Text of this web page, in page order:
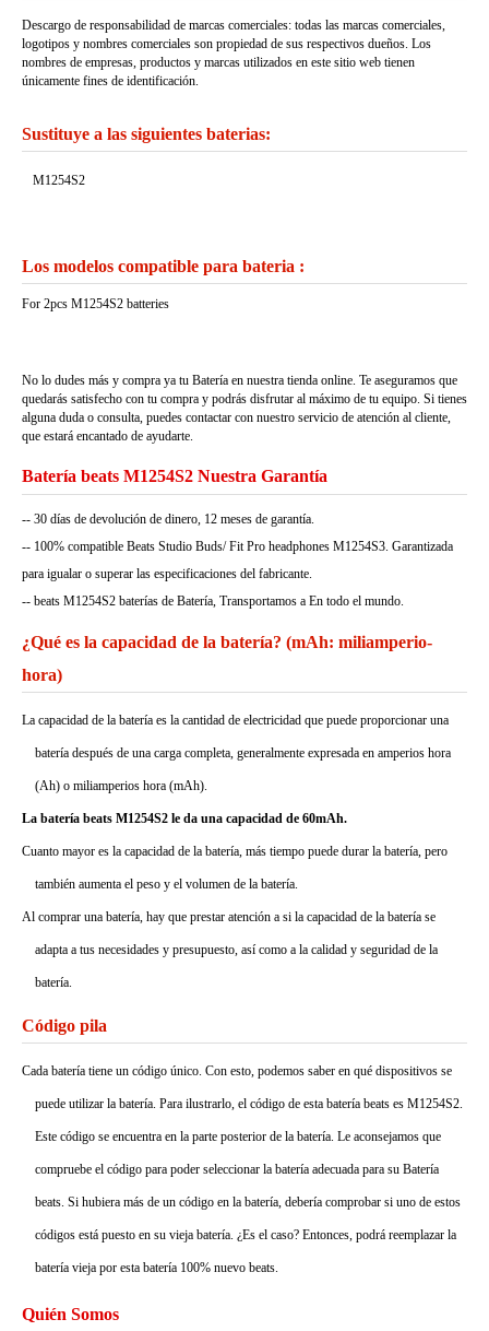
Descargo de responsabilidad de marcas comerciales: todas las marcas comerciales,
logotipos y nombres comerciales son propiedad de sus respectivos dueños. Los
nombres de empresas, productos y marcas utilizados en este sitio web tienen
únicamente fines de identificación.
Sustituye a las siguientes baterias:
M1254S2
Los modelos compatible para bateria :
For 2pcs M1254S2 batteries
No lo dudes más y compra ya tu Batería en nuestra tienda online. Te aseguramos que
quedarás satisfecho con tu compra y podrás disfrutar al máximo de tu equipo. Si tienes
alguna duda o consulta, puedes contactar con nuestro servicio de atención al cliente,
que estará encantado de ayudarte.
Batería beats M1254S2 Nuestra Garantía
-- 30 días de devolución de dinero, 12 meses de garantía.
-- 100% compatible Beats Studio Buds/ Fit Pro headphones M1254S3. Garantizada
para igualar o superar las especificaciones del fabricante.
-- beats M1254S2 baterías de Batería, Transportamos a En todo el mundo.
¿Qué es la capacidad de la batería? (mAh: miliamperio-
hora)
La capacidad de la batería es la cantidad de electricidad que puede proporcionar una
batería después de una carga completa, generalmente expresada en amperios hora
(Ah) o miliamperios hora (mAh).
La batería beats M1254S2 le da una capacidad de 60mAh.
Cuanto mayor es la capacidad de la batería, más tiempo puede durar la batería, pero
también aumenta el peso y el volumen de la batería.
Al comprar una batería, hay que prestar atención a si la capacidad de la batería se
adapta a tus necesidades y presupuesto, así como a la calidad y seguridad de la
batería.
Código pila
Cada batería tiene un código único. Con esto, podemos saber en qué dispositivos se
puede utilizar la batería. Para ilustrarlo, el código de esta batería beats es M1254S2.
Este código se encuentra en la parte posterior de la batería. Le aconsejamos que
compruebe el código para poder seleccionar la batería adecuada para su Batería
beats. Si hubiera más de un código en la batería, debería comprobar si uno de estos
códigos está puesto en su vieja batería. ¿Es el caso? Entonces, podrá reemplazar la
batería vieja por esta batería 100% nuevo beats.
Quién Somos